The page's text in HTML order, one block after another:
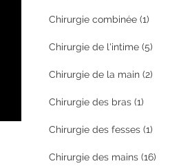
Chirurgie combinée (1)
Chirurgie de l'intime (5)
Chirurgie de la main (2)
Chirurgie des bras (1)
Chirurgie des fesses (1)
Chirurgie des mains (16)